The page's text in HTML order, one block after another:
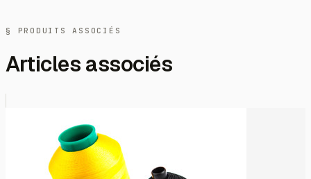
§ PRODUITS ASSOCIÉS
Articles associés